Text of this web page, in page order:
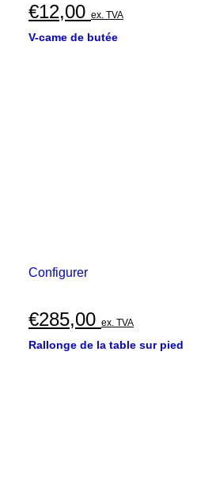
€12,00 ex. TVA
V-came de butée
Configurer
€285,00 ex. TVA
Rallonge de la table sur pied